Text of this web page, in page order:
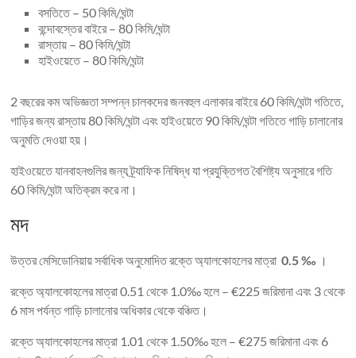
বসতিতে – 50 কিমি/ঘন্টা
বন্দোবস্তের বাইরে – 80 কিমি/ঘন্টা
রাস্তায় – 80 কিমি/ঘন্টা
হাইওয়েতে – 80 কিমি/ঘন্টা
2 বছরের কম অভিজ্ঞতা সম্পন্ন চালকদের জনবহুল এলাকার বাইরে 60 কিমি/ঘন্টা গতিতে,
গাড়ির জন্য রাস্তায় 80 কিমি/ঘন্টা এবং হাইওয়েতে 90 কিমি/ঘন্টা গতিতে গাড়ি চালানোর
অনুমতি দেওয়া হয়।
হাইওয়েতে যানবাহনগুলির জন্য ট্র্যাফিক নিষিদ্ধ যা প্রযুক্তিগত বৈশিষ্ট্য অনুসারে গতি
60 কিমি/ঘন্টা অতিক্রম করে না।
মদ
উত্তর মেসিডোনিয়ায় সর্বাধিক অনুমোদিত রক্তে অ্যালকোহলের মাত্রা0.5 ‰ ।
রক্তে অ্যালকোহলের মাত্রা 0.51 থেকে 1.0‰ হলে – €225 জরিমানা এবং 3 থেকে
6 মাস পর্যন্ত গাড়ি চালানোর অধিকার থেকে বঞ্চিত।
রক্তে অ্যালকোহলের মাত্রা 1.01 থেকে 1.50‰ হলে – €275 জরিমানা এবং 6